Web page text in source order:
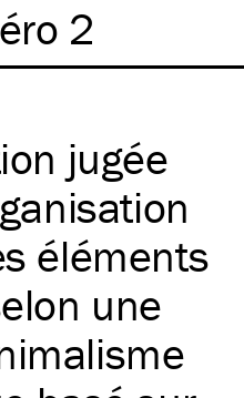
2
jugée
éléments
une